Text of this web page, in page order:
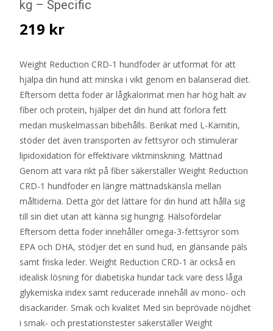
kg – Specific
219 kr
Weight Reduction CRD-1 hundfoder är utformat för att
hjälpa din hund att minska i vikt genom en balanserad diet.
Eftersom detta foder är lågkalorimat men har hög halt av
fiber och protein, hjälper det din hund att förlora fett
medan muskelmassan bibehålls. Berikat med L-Karnitin,
stöder det även transporten av fettsyror och stimulerar
lipidoxidation för effektivare viktminskning. Mättnad
Genom att vara rikt på fiber säkerställer Weight Reduction
CRD-1 hundfoder en längre mättnadskänsla mellan
måltiderna. Detta gör det lättare för din hund att hålla sig
till sin diet utan att känna sig hungrig. Hälsofördelar
Eftersom detta foder innehåller omega-3-fettsyror som
EPA och DHA, stödjer det en sund hud, en glänsande päls
samt friska leder. Weight Reduction CRD-1 är också en
idealisk lösning för diabetiska hundar tack vare dess låga
glykemiska index samt reducerade innehåll av mono- och
disackarider. Smak och kvalitet Med sin beprövade nöjdhet
i smak- och prestationstester säkerställer Weight